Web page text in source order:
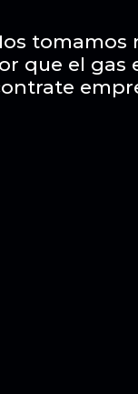
tomamos
que el gas